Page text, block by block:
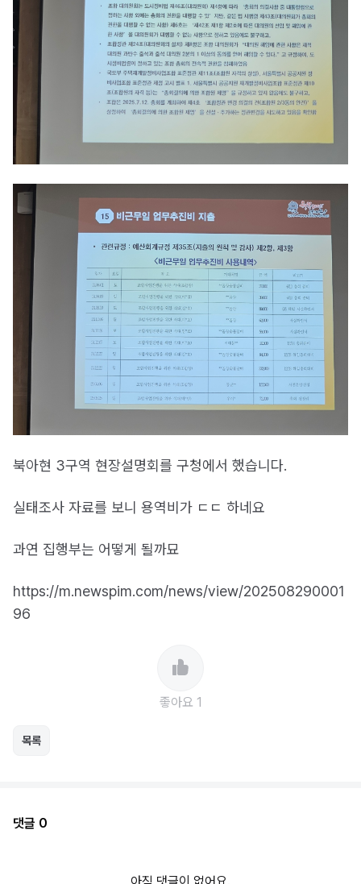
북아현 3구역 현장설명회를 구청에서 했습니다.
실태조사 자료를 보니 용역비가 ㄷㄷ 하네요
과연 집행부는 어떻게 될까묘
https://m.newspim.com/news/view/202508290001
96
좋아요 1
목록
댓글 0